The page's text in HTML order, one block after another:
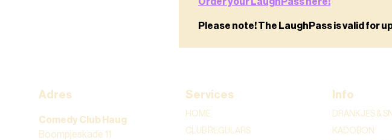
Please note! The LaughPass is valid for
Adres
Comedy Club Haug
Boompjeskade 11
Services
HOME
CLUB REGULARS
Info
DRANKJES &
KADOBON